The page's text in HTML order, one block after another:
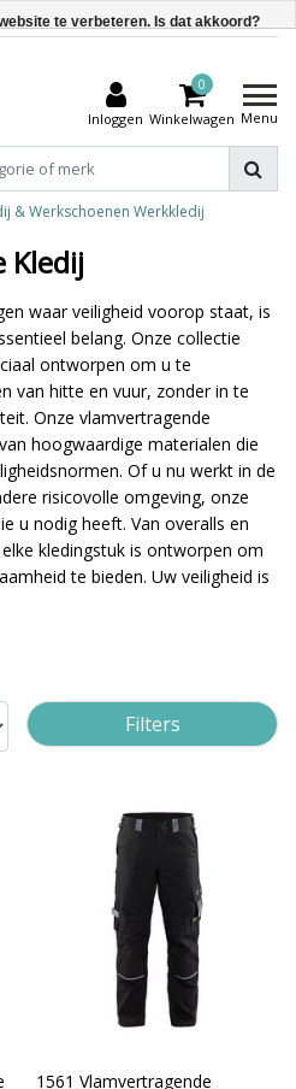
Inloggen
0
Winkelwagen Menu
& Werkschoenen Werkkledij
Kledij
waar veiligheid voorop staat, is
belang. Onze collectie
ontworpen om u te
van hitte en vuur, zonder in te
Onze vlamvertragende
hoogwaardige materialen die
Of u nu werkt in de
risicovolle omgeving, onze
u nodig heeft. Van overalls en
kledingstuk is ontworpen om
te bieden. Uw veiligheid is
Filters
1561 Vlamvertragende
te verbeteren. Is dat akkoord?